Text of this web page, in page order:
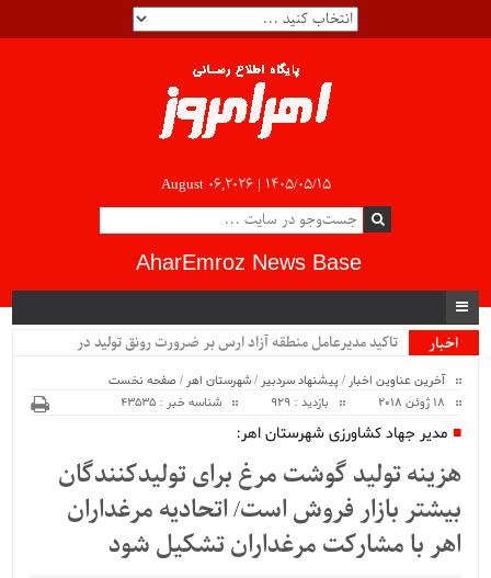
August 06,2026 | ۱۴۰۵/۰۵/۱۵
AharEmroz News Base
اخبار
تاکید مدیرعامل منطقه آزاد ارس بر ضرورت رونق تولید در
آخرین عناوین اخبار /پیشنهاد سردبیر /شهرستان اهر /صفحه نخست
بازدید : 929 شناسه خبر : 43535
مدیر جهاد کشاورزی شهرستان اهر:
هزینه تولید گوشت مرغ برای تولیدکنندگان
بیشتر بازار فروش است/ اتحادیه مرغداران
اهر با مشارکت مرغداران تشکیل شود